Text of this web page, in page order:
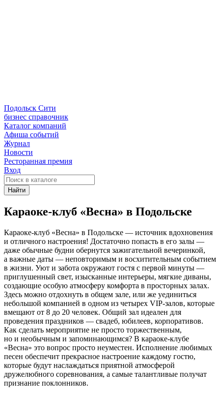
Подольск Сити
бизнес справочник
Каталог компаний
Афиша событий
Журнал
Новости
Ресторанная премия
Вход
Найти
Караоке-клуб «Весна» в Подольске
Караоке-клуб «Весна» в Подольске — источник вдохновения
и отличного настроения! Достаточно попасть в его залы —
даже обычные будни обернутся зажигательной вечеринкой,
а важные даты — неповторимым и восхитительным событием
в жизни. Уют и забота окружают гостя с первой минуты —
приглушенный свет, изысканные интерьеры, мягкие диваны,
создающие особую атмосферу комфорта в просторных залах.
Здесь можно отдохнуть в общем зале, или же уединиться
небольшой компанией в одном из четырех VIP-залов, которые
вмещают от 8 до 20 человек. Общий зал идеален для
проведения праздников — свадеб, юбилеев, корпоративов.
Как сделать мероприятие не просто торжественным,
но и необычным и запоминающимся? В караоке-клубе
«Весна» это вопрос просто неуместен. Исполнение любимых
песен обеспечит прекрасное настроение каждому гостю,
которые будут наслаждаться приятной атмосферой
дружелюбного соревнования, а самые талантливые получат
признание поклонников.